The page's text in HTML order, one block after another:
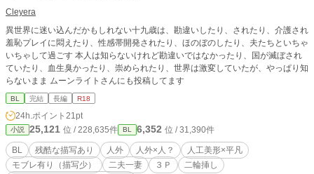
取られ、家族のように温かく迎えられるのだった・・・。
【登場人物】 ●慈母女王・ソフィア(36歳) 大国ランデル
シアの女王。 殿下を数年前に亡くした独身女王・娘のエリ
ーザ(16歳)は、友好国に遊学中で、広い宮殿で寂しいながら
も平穏な日々を送っている。 ●アルシュとロルシュ(〇〇歳)
ランデルシアに亡命してきたルキニア公国の双子の王子。
Cleyera
異世界に迷い込んだかもしれない十九歳は、勘違いしたり、されたり、介護され
羞恥プレイに悶えたり、性感帯開発されたり、ほのぼのしたり、夫たちといちゃ
いちゃして過ごす 本人は知らないけれど勘違いではなかったり、国が滅ぼされ
ていたり、血生臭かったり、崇められたり、世界は激変していたが、やっぱり知
らないまま ムーンライトさんにも投稿してます
BL 完結 長編 R18
24h.ポイント 21pt
小説 25,121 位 / 228,635件 BL 6,352 位 / 31,390件
BL 残酷な描写あり 人外 人外×人？
人工美形×平凡
モブレ有り（描写少）
二夫一妻 ３Ｐ
二輪挿し